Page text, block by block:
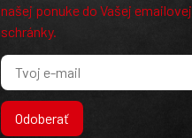
našej ponuke do Vašej emailovej
schránky.
Odoberať